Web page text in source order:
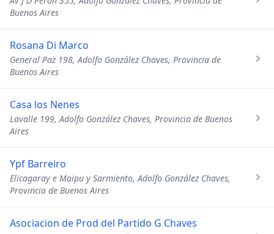
Buenos Aires
Rosana Di Marco
General Paz 198, Adolfo González Chaves, Provincia de
Buenos Aires
Casa los Nenes
Lavalle 199, Adolfo González Chaves, Provincia de Buenos
Aires
Ypf Barreiro
Elicagaray e Maipu y Sarmiento, Adolfo González Chaves,
Provincia de Buenos Aires
Asociacion de Prod del Partido G Chaves